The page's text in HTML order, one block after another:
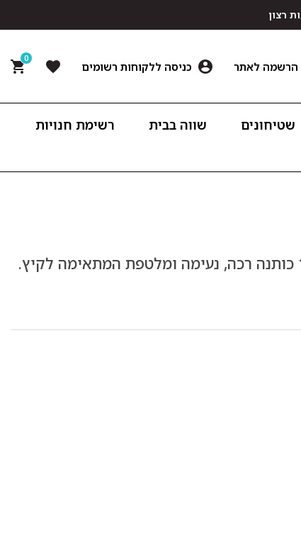
הרשמה לאתר כניסה ללקוחות רשומים
0
שטיחונים שווה בבית
רשימת חנויות